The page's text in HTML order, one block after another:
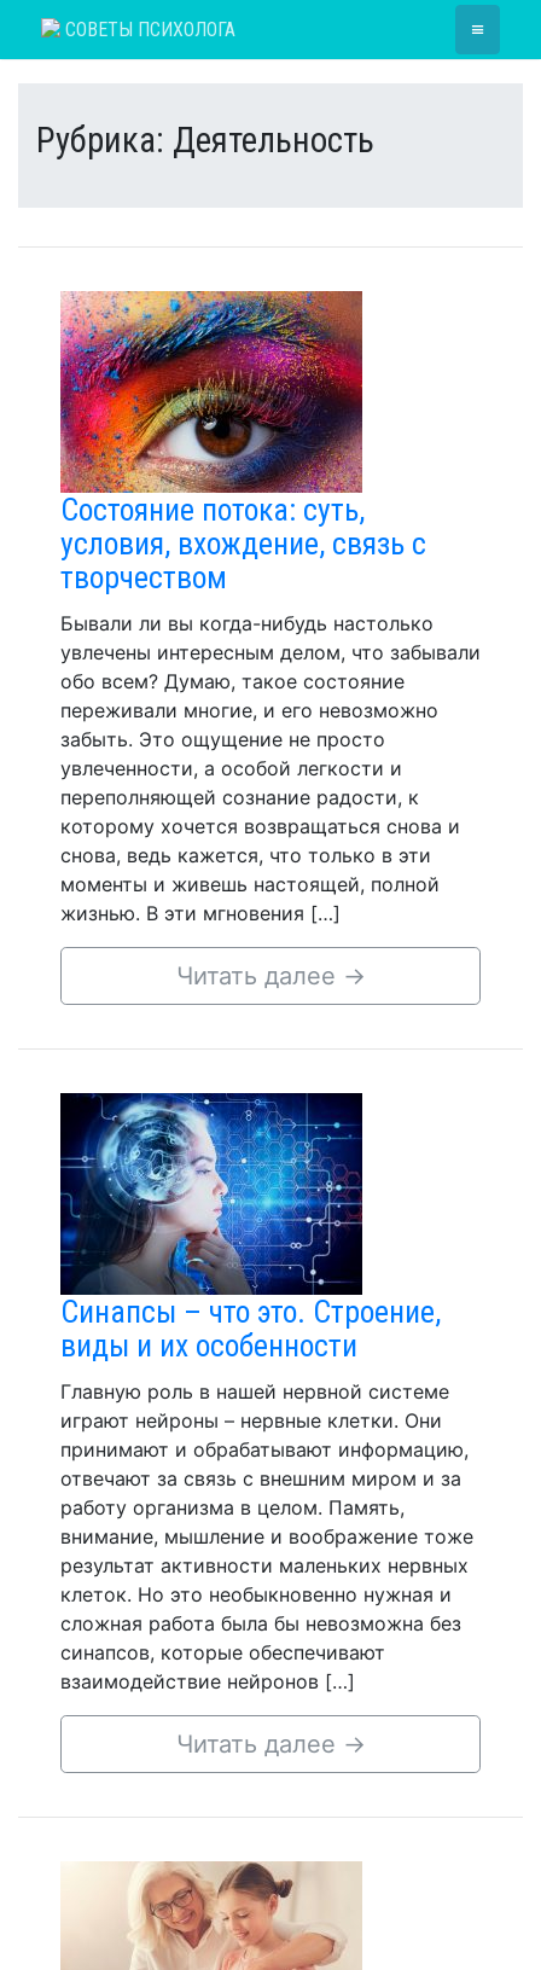
СОВЕТЫ ПСИХОЛОГА ≡
Рубрика: Деятельность
Состояние потока: суть,
условия, вхождение, связь с
творчеством
Бывали ли вы когда-нибудь настолько
увлечены интересным делом, что забывали
обо всем? Думаю, такое состояние
переживали многие, и его невозможно
забыть. Это ощущение не просто
увлеченности, а особой легкости и
переполняющей сознание радости, к
которому хочется возвращаться снова и
снова, ведь кажется, что только в эти
моменты и живешь настоящей, полной
жизнью. В эти мгновения […]
Читать далее →
Синапсы – что это. Строение,
виды и их особенности
Главную роль в нашей нервной системе
играют нейроны – нервные клетки. Они
принимают и обрабатывают информацию,
отвечают за связь с внешним миром и за
работу организма в целом. Память,
внимание, мышление и воображение тоже
результат активности маленьких нервных
клеток. Но это необыкновенно нужная и
сложная работа была бы невозможна без
синапсов, которые обеспечивают
взаимодействие нейронов […]
Читать далее →